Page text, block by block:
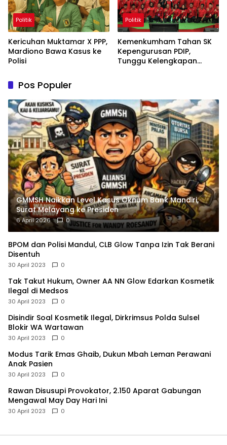
Politik
Kericuhan Muktamar X PPP,
Mardiono Bawa Kasus ke
Polisi
Politik
Kemenkumham Tahan SK
Kepengurusan PDIP,
Tunggu Kelengkapan
Pos Populer
GMMSH Naikkan Level Kasus Oknum Bank Mandiri,
Surat Melayang ke Presiden
6 April 2026 0
BPOM dan Polisi Mandul, CLB Glow Tanpa Izin Tak Berani
Disentuh
30 April 2023 0
Tak Takut Hukum, Owner AA NN Glow Edarkan Kosmetik
Ilegal di Medsos
30 April 2023 0
Disindir Soal Kosmetik Ilegal, Dirkrimsus Polda Sulsel
Blokir WA Wartawan
30 April 2023 0
Modus Tarik Emas Ghaib, Dukun Mbah Leman Perawani
Anak Pasien
30 April 2023 0
Rawan Disusupi Provokator, 2.150 Aparat Gabungan
Mengawal May Day Hari Ini
30 April 2023 0